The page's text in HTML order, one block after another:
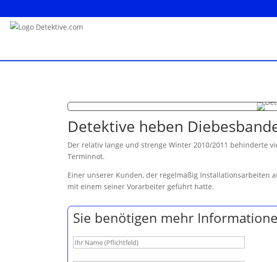
Detektive heben
Der relativ lange und strenge Winter 2010/2011 behinderte
Terminnot.
Einer unserer Kunden, der regelmäßig Installationsarbeiten
mit einem seiner Vorarbeiter geführt hatte.
Sie benötigen mehr